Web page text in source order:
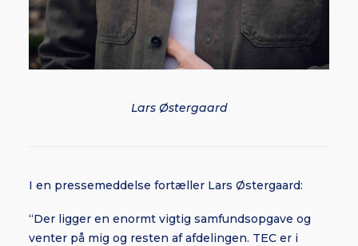
Lars Østergaard
I en pressemeddelse fortæller Lars Østergaard:
“Der ligger en enormt vigtig samfundsopgave og
venter på mig og resten af afdelingen. TEC er i